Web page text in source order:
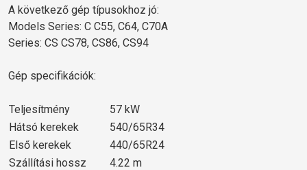
A következő gép típusokhoz jó:
Models Series: C C55, C64, C70A
Series: CS CS78, CS86, CS94
Gép specifikációk:
Teljesítmény
57 kW
Hátsó kerekek
540/65R34
Első kerekek
440/65R24
Szállítási hossz
4.22 m